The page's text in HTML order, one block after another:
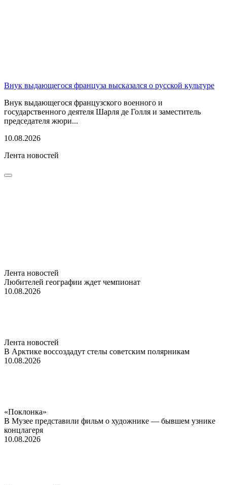
Внук выдающегося француза высказался о русской культуре
Внук выдающегося французского военного и
государственного деятеля Шарля де Голля и заместитель
председателя жюри...
10.08.2026
Лента новостей
Лента новостей
Любителей географии ждет чемпионат
10.08.2026
Лента новостей
В Арктике воссоздадут стелы советским полярникам
10.08.2026
«Поклонка»
В Музее представили фильм о художнике — бывшем узнике
концлагеря
10.08.2026